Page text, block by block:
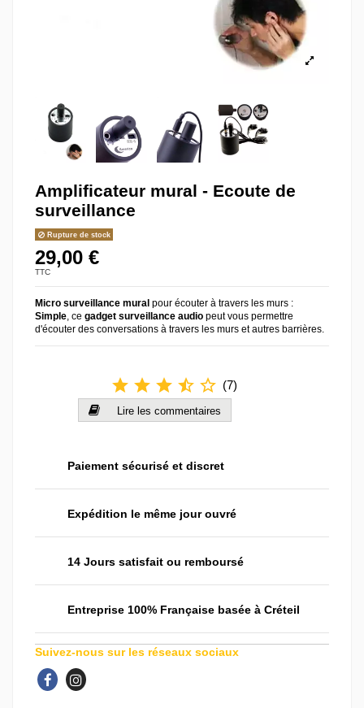
Amplificateur mural - Ecoute de
surveillance
Rupture de stock
29,00 €
TTC
Micro surveillance mural pour écouter à travers les murs :
Simple, ce gadget surveillance audio peut vous permettre
d'écouter des conversations à travers les murs et autres barrières.
star star star star_half star_border (7)
Lire les commentaires
Paiement sécurisé et discret
Expédition le même jour ouvré
14 Jours satisfait ou remboursé
Entreprise 100% Française basée à Créteil
Suivez-nous sur les réseaux sociaux